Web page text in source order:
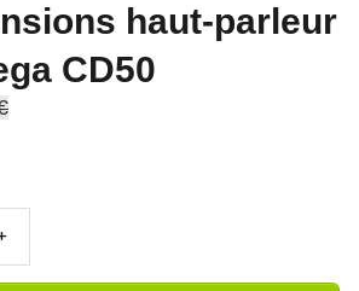
haut-parleur
CD50